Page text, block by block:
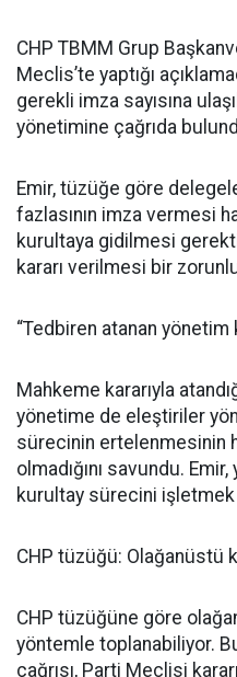
CHP TBMM Grup
Meclis’te yaptığı
gerekli imza sayısına
yönetimine çağrıda
Emir, tüzüğe göre
fazlasının imza vermesi
kurultaya gidilmesi
kararı verilmesi bir
“Tedbiren atanan
Mahkeme kararıyla
yönetime de eleştiriler
sürecinin ertelenmesinin
olmadığını savundu.
kurultay sürecini
CHP tüzüğü: Olağanüstü
CHP tüzüğüne göre
yöntemle toplanabiliyor.
çağrısı, Parti Meclisi